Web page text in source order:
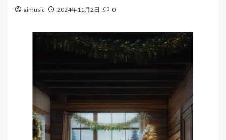
aimusic 2024年11月2日 0